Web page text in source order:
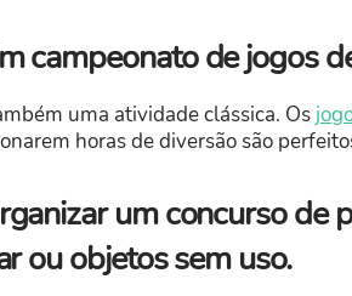
campeonato de jogos
uma atividade clássica. Os
horas de diversão são
um concurso de
ou objetos sem uso.